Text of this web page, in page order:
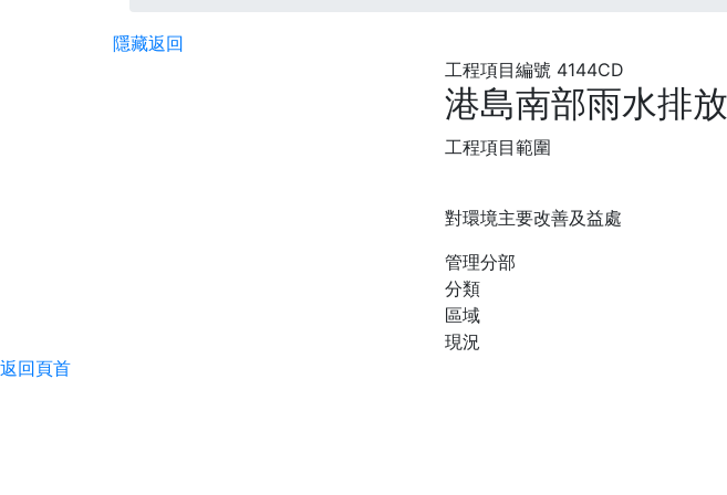
隱藏返回
工程項目編號 4144CD
港島南部雨水排
工程項目範圍
對環境主要改善及益處
管理分部
分類
區域
現況
返回頁首